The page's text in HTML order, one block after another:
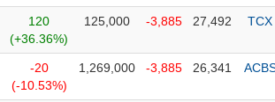
120
(+36.36%)
125,000 -3,885 27,492 TCX
-20
(-10.53%)
1,269,000 -3,885 26,341